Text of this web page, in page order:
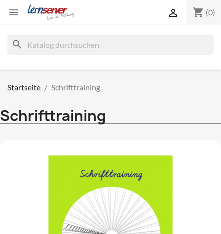
 shopping_cart (0)

search
Startseite Schrifttraining
Schrifttraining